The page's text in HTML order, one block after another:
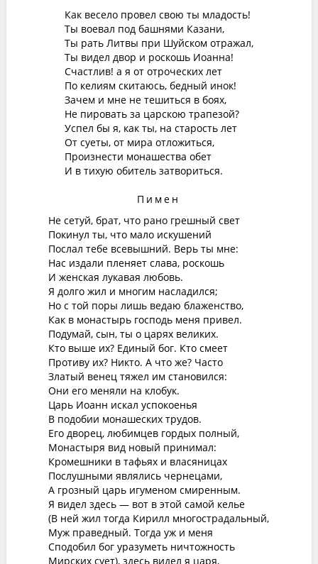
Как весело провел свою ты младость!
Ты воевал под башнями Казани,
Ты рать Литвы при Шуйском отражал,
Ты видел двор и роскошь Иоанна!
Счастлив! а я от отроческих лет
По келиям скитаюсь, бедный инок!
Зачем и мне не тешиться в боях,
Не пировать за царскою трапезой?
Успел бы я, как ты, на старость лет
От суеты, от мира отложиться,
Произнести монашества обет
И в тихую обитель затвориться.
Пимен
Не сетуй, брат, что рано грешный свет
Покинул ты, что мало искушений
Послал тебе всевышний. Верь ты мне:
Нас издали пленяет слава, роскошь
И женская лукавая любовь.
Я долго жил и многим насладился;
Но с той поры лишь ведаю блаженство,
Как в монастырь господь меня привел.
Подумай, сын, ты о царях великих.
Кто выше их? Единый бог. Кто смеет
Противу их? Никто. А что же? Часто
Златый венец тяжел им становился:
Они его меняли на клобук.
Царь Иоанн искал успокоенья
В подобии монашеских трудов.
Его дворец, любимцев гордых полный,
Монастыря вид новый принимал:
Кромешники в тафьях и власяницах
Послушными являлись чернецами,
А грозный царь игуменом смиренным.
Я видел здесь — вот в этой самой келье
(В ней жил тогда Кирилл многострадальный,
Муж праведный. Тогда уж и меня
Сподобил бог уразуметь ничтожность
Мирских сует), здесь видел я царя,